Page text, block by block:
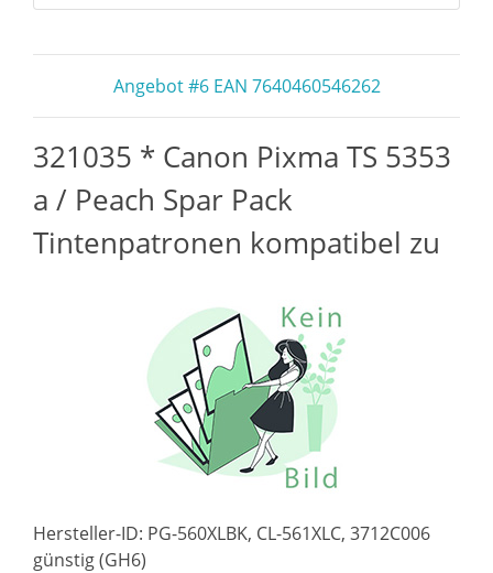
Angebot #6 EAN 7640460546262
321035 * Canon Pixma TS 5353
a / Peach Spar Pack
Tintenpatronen kompatibel zu
Hersteller-ID: PG-560XLBK, CL-561XLC, 3712C006
günstig (GH6)